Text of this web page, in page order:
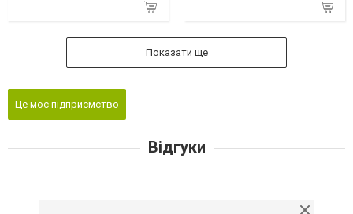
Показати ще
Це моє підприємство
Відгуки